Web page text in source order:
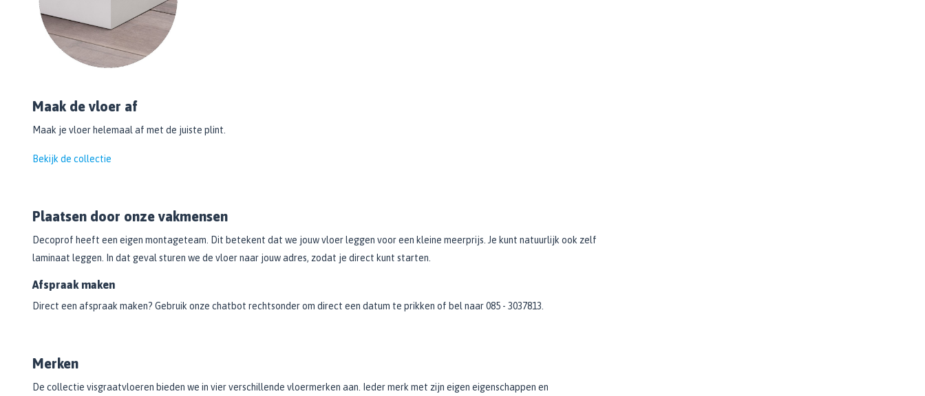
Maak de vloer af
Maak je vloer helemaal af met de juiste plint.
Bekijk de collectie
Plaatsen door onze vakmensen
Decoprof heeft een eigen montageteam. Dit betekent dat we jouw vloer leggen voor een kleine meerprijs. Je kunt natuurlijk ook zelf
laminaat leggen. In dat geval sturen we de vloer naar jouw adres, zodat je direct kunt starten.
Afspraak maken
Direct een afspraak maken? Gebruik onze chatbot rechtsonder om direct een datum te prikken of bel naar 085 - 3037813.
Merken
De collectie visgraatvloeren bieden we in vier verschillende vloermerken aan. Ieder merk met zijn eigen eigenschappen en